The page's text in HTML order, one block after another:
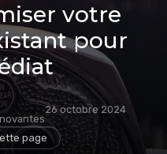
votre
pour
26 octobre 2024
page